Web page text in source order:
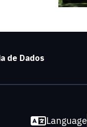
de Dados
Language